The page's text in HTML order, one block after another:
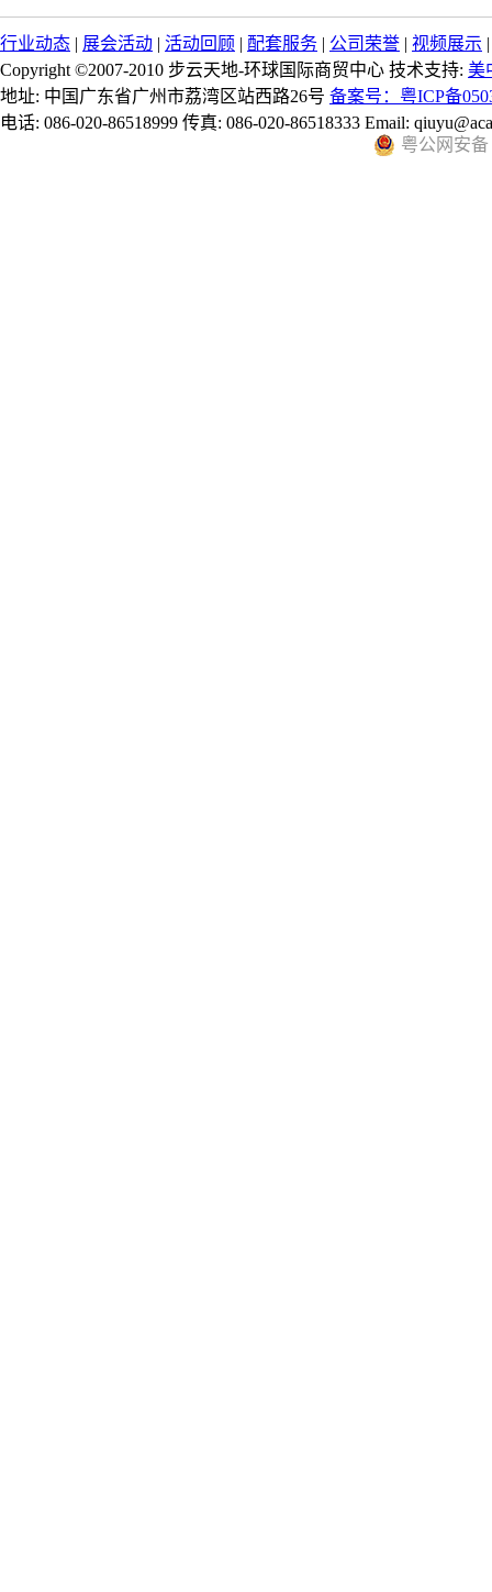
行业动态 | 展会活动 | 活动回顾 | 配套服务 | 公司荣誉 | 视频展示
Copyright ©2007-2010 步云天地-环球国际商贸中心 技术支持: 美
地址: 中国广东省广州市荔湾区站西路26号 备案号：粤ICP备
电话: 086-020-86518999 传真: 086-020-86518333 Email:
粤公网安备